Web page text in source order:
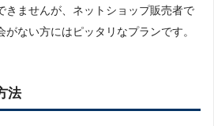
きませんが、ネットショップ販売者で
ない方にはピッタリなプランです。
法